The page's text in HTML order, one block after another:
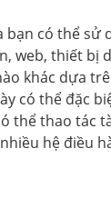
bạn có thể
web, thiết bị
khác dựa
có thể đặc
thể thao tác
hệ điều